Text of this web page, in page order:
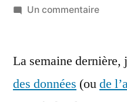
par
Un commentairesur
milieu
La semaine dernière,
des données (oude